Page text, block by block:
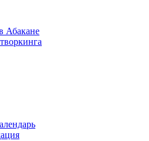
Абакане